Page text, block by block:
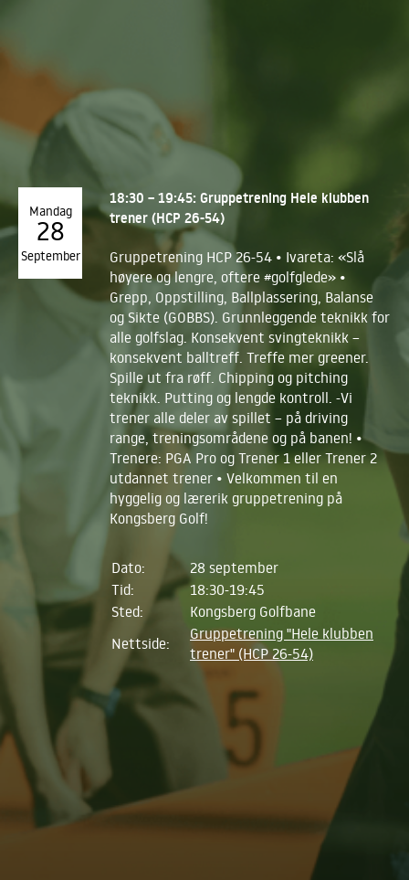
18:30 – 19:45: Gruppetrening Hele klubben
trener (HCP 26-54)
Gruppetrening HCP 26-54 • Ivareta: «Slå
høyere og lengre, oftere #golfglede» •
Grepp, Oppstilling, Ballplassering, Balanse
og Sikte (GOBBS). Grunnleggende teknikk for
alle golfslag. Konsekvent svingteknikk –
konsekvent balltreff. Treffe mer greener.
Spille ut fra røff. Chipping og pitching
teknikk. Putting og lengde kontroll. -Vi
trener alle deler av spillet – på driving
range, treningsområdene og på banen! •
Trenere: PGA Pro og Trener 1 eller Trener 2
utdannet trener • Velkommen til en
hyggelig og lærerik gruppetrening på
Kongsberg Golf!
Dato:
28 september
Tid:
18:30-19:45
Sted:
Kongsberg Golfbane
Nettside:
Gruppetrening "Hele klubben
trener" (HCP 26-54)
Mandag
28
September